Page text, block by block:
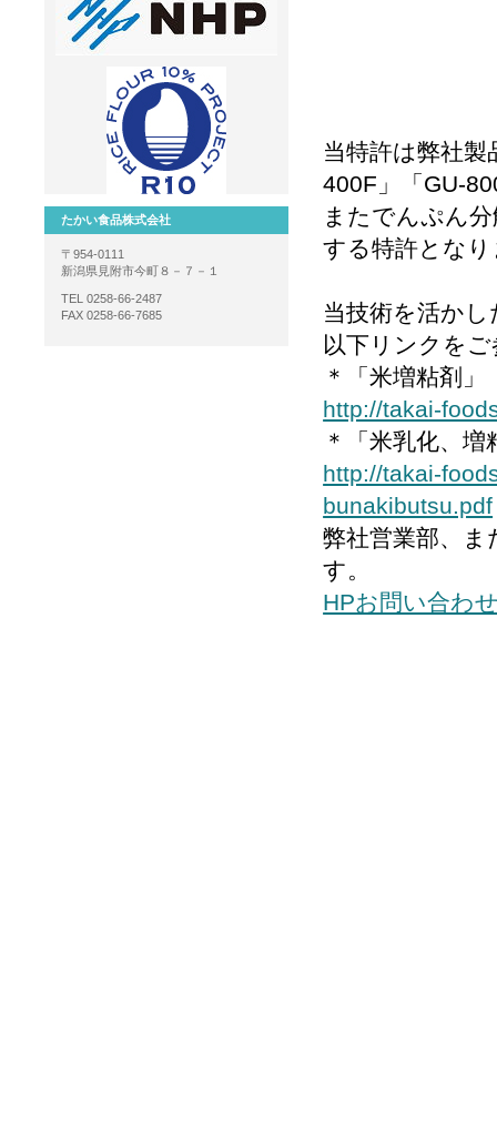
当特許は弊社
400F」「GU-
またでんぷん
する特許とな
当技術を活か
以下リンクを
＊「米増粘剤」
http://takai-
＊「米乳化、増
http://takai-
bunakibutsu.pdf
弊社営業部、
す。
HPお問い合わ
たかい食品株式会社
〒954-0111
新潟県見附市今町８－７－１
TEL 0258-66-2487
FAX 0258-66-7685